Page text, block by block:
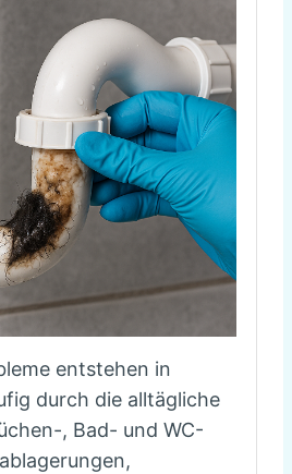
entstehen in
durch die alltägliche
, Bad- und WC-